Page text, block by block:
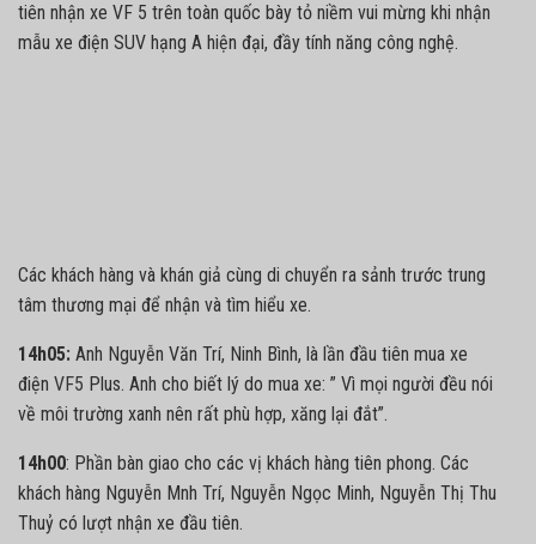
tiên nhận xe VF 5 trên toàn quốc bày tỏ niềm vui mừng khi nhận
mẫu xe điện SUV hạng A hiện đại, đầy tính năng công nghệ.
Các khách hàng và khán giả cùng di chuyển ra sảnh trước trung
tâm thương mại để nhận và tìm hiểu xe.
14h05: Anh Nguyễn Văn Trí, Ninh Bình, là lần đầu tiên mua xe
điện VF5 Plus. Anh cho biết lý do mua xe: ” Vì mọi người đều nói
về môi trường xanh nên rất phù hợp, xăng lại đắt”.
14h00: Phần bàn giao cho các vị khách hàng tiên phong. Các
khách hàng Nguyễn Mnh Trí, Nguyễn Ngọc Minh, Nguyễn Thị Thu
Thuỷ có lượt nhận xe đầu tiên.